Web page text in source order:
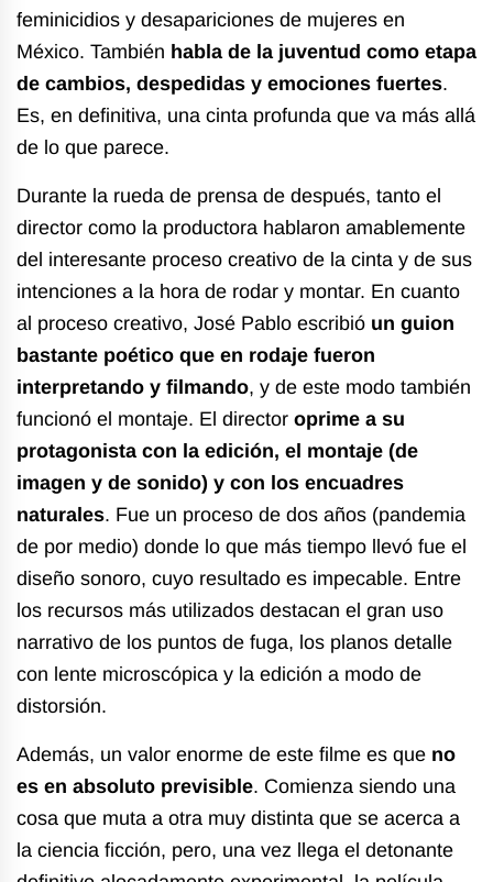
feminicidios y desapariciones de mujeres en
México. También habla de la juventud como etapa
de cambios, despedidas y emociones fuertes.
Es, en definitiva, una cinta profunda que va más allá
de lo que parece.
Durante la rueda de prensa de después, tanto el
director como la productora hablaron amablemente
del interesante proceso creativo de la cinta y de sus
intenciones a la hora de rodar y montar. En cuanto
al proceso creativo, José Pablo escribió un guion
bastante poético que en rodaje fueron
interpretando y filmando, y de este modo también
funcionó el montaje. El director oprime a su
protagonista con la edición, el montaje (de
imagen y de sonido) y con los encuadres
naturales. Fue un proceso de dos años (pandemia
de por medio) donde lo que más tiempo llevó fue el
diseño sonoro, cuyo resultado es impecable. Entre
los recursos más utilizados destacan el gran uso
narrativo de los puntos de fuga, los planos detalle
con lente microscópica y la edición a modo de
distorsión.
Además, un valor enorme de este filme es que no
es en absoluto previsible. Comienza siendo una
cosa que muta a otra muy distinta que se acerca a
la ciencia ficción, pero, una vez llega el detonante